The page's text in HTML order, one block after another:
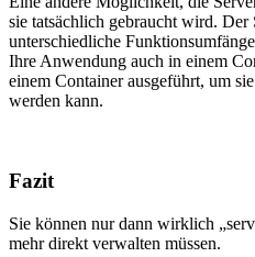
sie tatsächlich gebraucht wird.
unterschiedliche
Ihre Anwendung auch in einem
einem Container ausgeführt, um
werden kann.
Fazit
Sie können nur dann wirklich
mehr direkt verwalten müssen.